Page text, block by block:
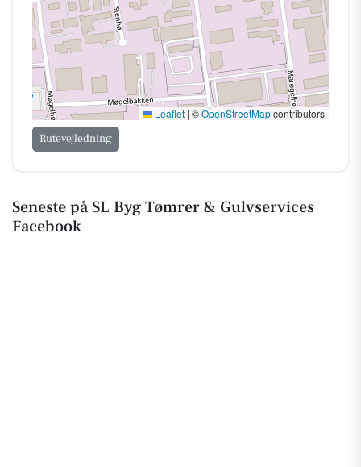
Leaflet | ©OpenStreetMapcontributors
Rutevejledning
Seneste på SL Byg Tømrer & Gulvservices
Facebook